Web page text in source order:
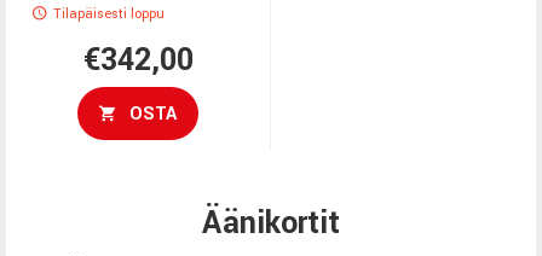
Tilapäisesti loppu
€342,00
OSTA
Äänikortit